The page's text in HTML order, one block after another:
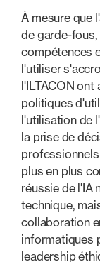
À mesure que
de garde-
compétences
l'utiliser
l'ILTACON ont
politiques
l'utilisation de
la prise de
plus en plus
réussie de l'IA
technique,
collaboration
informatiques
leadership